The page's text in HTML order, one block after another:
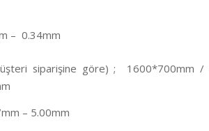
– 0.34mm
siparişine göre) ; 1600*700mm
– 5.00mm